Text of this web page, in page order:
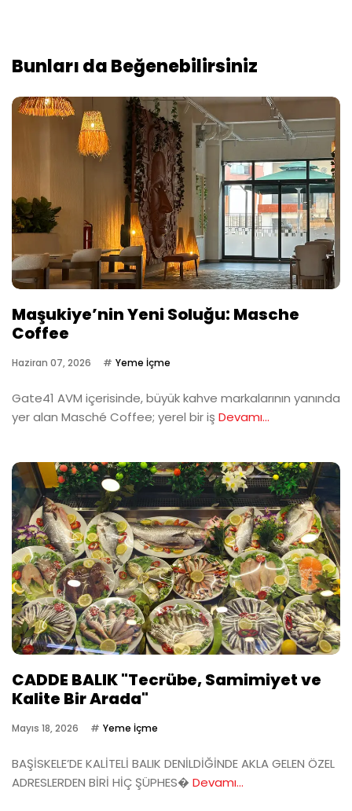
Bunları da Beğenebilirsiniz
Maşukiye’nin Yeni Soluğu: Masche
Coffee
Haziran 07, 2026 Yeme İçme
Gate41 AVM içerisinde, büyük kahve markalarının yanında
yer alan Masché Coffee; yerel bir iş Devamı...
CADDE BALIK "Tecrübe, Samimiyet ve
Kalite Bir Arada"
Mayıs 18, 2026 Yeme İçme
BAŞİSKELE’DE KALİTELİ BALIK DENİLDİĞİNDE AKLA GELEN ÖZEL
ADRESLERDEN BİRİ HİÇ ŞÜPHES� Devamı...